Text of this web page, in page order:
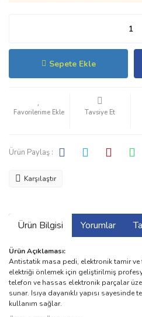
Sepete Ekle
Tavsiye Et
Ürün Paylaş :
Karşılaştır
Ürün Bilgisi Yorumlar
Ürün Açıklaması:
Antistatik masa pedi, elektronik tamir
elektriği önlemek için geliştirilmiş
telefon ve hassas elektronik parçalar
sunar. Isıya dayanıklı yapısı
kullanım sağlar.